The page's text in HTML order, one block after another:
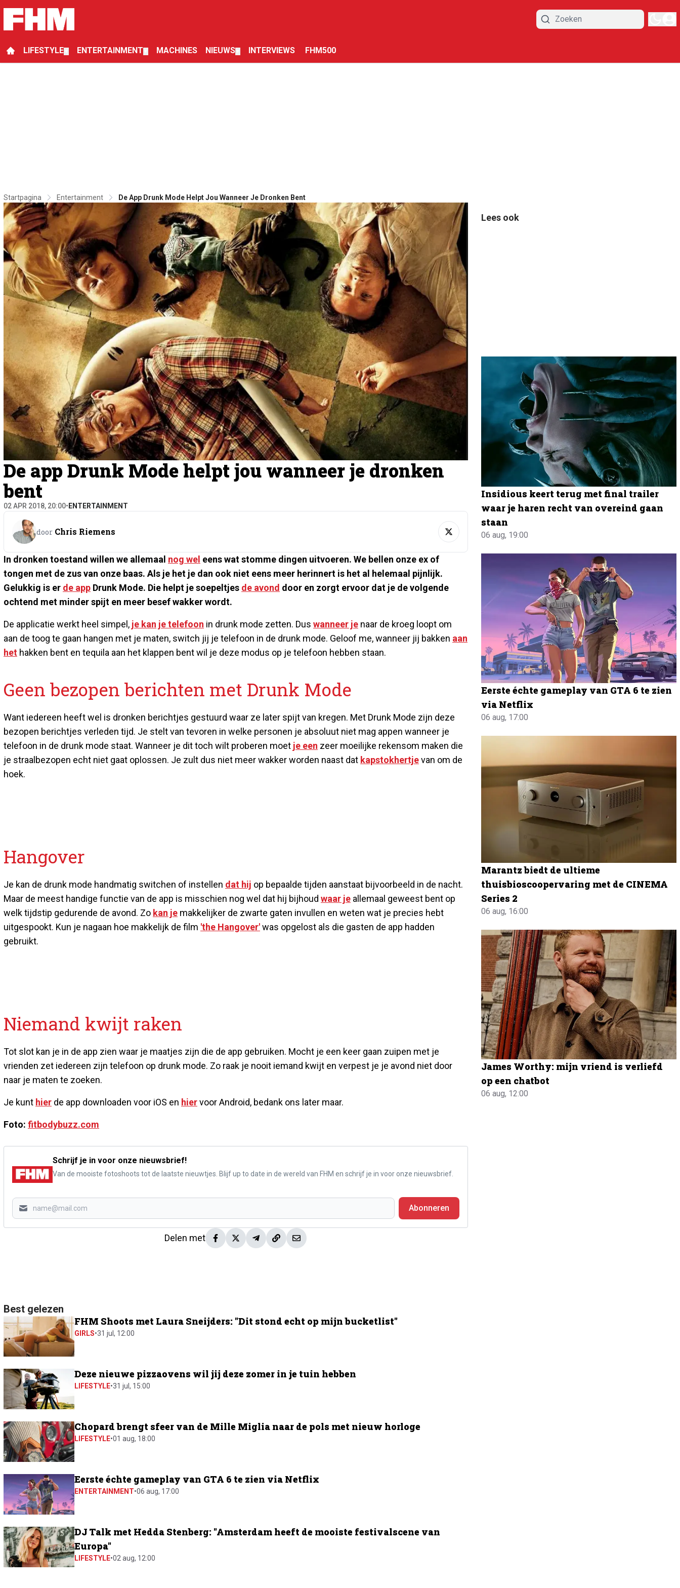
LIFESTYLE ENTERTAINMENT MACHINES NIEUWS INTERVIEWS FHM500
Startpagina Entertainment De App Drunk Mode Helpt Jou Wanneer Je Dronken Bent
De app Drunk Mode helpt jou wanneer je dronken
bent
02 APR 2018, 20:00• ENTERTAINMENT
door Chris Riemens
In dronken toestand willen we allemaal nog wel eens wat stomme dingen uitvoeren. We bellen onze ex of
tongen met de zus van onze baas. Als je het je dan ook niet eens meer herinnert is het al helemaal pijnlijk.
Gelukkig is er de app Drunk Mode. Die helpt je soepeltjes de avond door en zorgt ervoor dat je de volgende
ochtend met minder spijt en meer besef wakker wordt.
De applicatie werkt heel simpel, je kan je telefoon in drunk mode zetten. Dus wanneer je naar de kroeg loopt om
aan de toog te gaan hangen met je maten, switch jij je telefoon in de drunk mode. Geloof me, wanneer jij bakken aan
het hakken bent en tequila aan het klappen bent wil je deze modus op je telefoon hebben staan.
Geen bezopen berichten met Drunk Mode
Want iedereen heeft wel is dronken berichtjes gestuurd waar ze later spijt van kregen. Met Drunk Mode zijn deze
bezopen berichtjes verleden tijd. Je stelt van tevoren in welke personen je absoluut niet mag appen wanneer je
telefoon in de drunk mode staat. Wanneer je dit toch wilt proberen moet je een zeer moeilijke rekensom maken die
je straalbezopen echt niet gaat oplossen. Je zult dus niet meer wakker worden naast dat kapstokhertjevan om de
hoek.
Hangover
Je kan de drunk mode handmatig switchen of instellen dat hij op bepaalde tijden aanstaat bijvoorbeeld in de nacht.
Maar de meest handige functie van de app is misschien nog wel dat hij bijhoud waar je allemaal geweest bent op
welk tijdstip gedurende de avond. Zo kan je makkelijker de zwarte gaten invullen en weten wat je precies hebt
uitgespookt. Kun je nagaan hoe makkelijk de film 'the Hangover'was opgelost als die gasten de app hadden
gebruikt.
Niemand kwijt raken
Tot slot kan je in de app zien waar je maatjes zijn die de app gebruiken. Mocht je een keer gaan zuipen met je
vrienden zet iedereen zijn telefoon op drunk mode. Zo raak je nooit iemand kwijt en verpest je je avond niet door
naar je maten te zoeken.
Je kunt hier de app downloaden voor iOS en hiervoor Android, bedank ons later maar.
Foto: fitbodybuzz.com
Schrijf je in voor onze nieuwsbrief!
Van de mooiste fotoshoots tot de laatste nieuwtjes. Blijf up to date in de wereld van FHM en schrijf je in voor onze nieuwsbrief.
Abonneren
Delen met
Best gelezen
FHM Shoots met Laura Sneijders: "Dit stond echt op mijn bucketlist"
GIRLS•31 jul, 12:00
Deze nieuwe pizzaovens wil jij deze zomer in je tuin hebben
LIFESTYLE•31 jul, 15:00
Chopard brengt sfeer van de Mille Miglia naar de pols met nieuw horloge
LIFESTYLE•01 aug, 18:00
Eerste échte gameplay van GTA 6 te zien via Netflix
ENTERTAINMENT•06 aug, 17:00
DJ Talk met Hedda Stenberg: "Amsterdam heeft de mooiste festivalscene van
Europa"
LIFESTYLE•02 aug, 12:00
Lees ook
Insidious keert terug met final trailer
waar je haren recht van overeind gaan
staan
06 aug, 19:00
Eerste échte gameplay van GTA 6 te zien
via Netflix
06 aug, 17:00
Marantz biedt de ultieme
thuisbioscoopervaring met de CINEMA
Series 2
06 aug, 16:00
James Worthy: mijn vriend is verliefd
op een chatbot
06 aug, 12:00